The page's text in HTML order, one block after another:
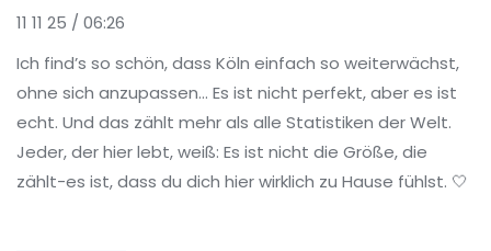
11 11 25 / 06:26
Ich find’s so schön, dass Köln einfach so weiterwächst,
ohne sich anzupassen... Es ist nicht perfekt, aber es ist
echt. Und das zählt mehr als alle Statistiken der Welt.
Jeder, der hier lebt, weiß: Es ist nicht die Größe, die
zählt-es ist, dass du dich hier wirklich zu Hause fühlst. 🤍